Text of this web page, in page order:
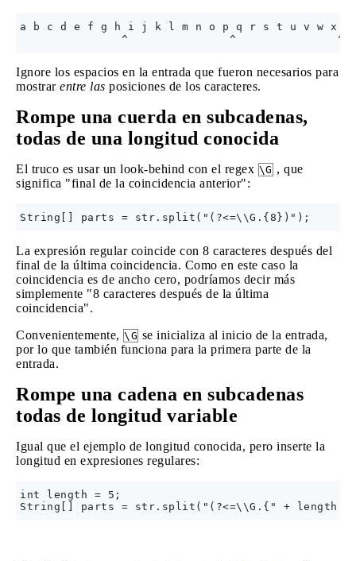
a b c d e f g h i j k l m n o p q r s t u v w x y
Ignore los espacios en la entrada que fueron necesarios para
mostrar entre las posiciones de los caracteres.
Rompe una cuerda en subcadenas,
todas de una longitud conocida
El truco es usar un look-behind con el regex \G , que
significa "final de la coincidencia anterior":
La expresión regular coincide con 8 caracteres después del
final de la última coincidencia. Como en este caso la
coincidencia es de ancho cero, podríamos decir más
simplemente "8 caracteres después de la última
coincidencia".
Convenientemente, \G se inicializa al inicio de la entrada,
por lo que también funciona para la primera parte de la
entrada.
Rompe una cadena en subcadenas
todas de longitud variable
Igual que el ejemplo de longitud conocida, pero inserte la
longitud en expresiones regulares:
int length = 5;